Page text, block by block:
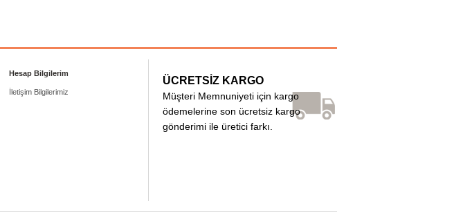
Hesap Bilgilerim
İletişim Bilgilerimiz
ÜCRETSİZ KARGO
Müşteri Memnuniyeti için kargo
ödemelerine son ücretsiz kargo
gönderimi ile üretici farkı.